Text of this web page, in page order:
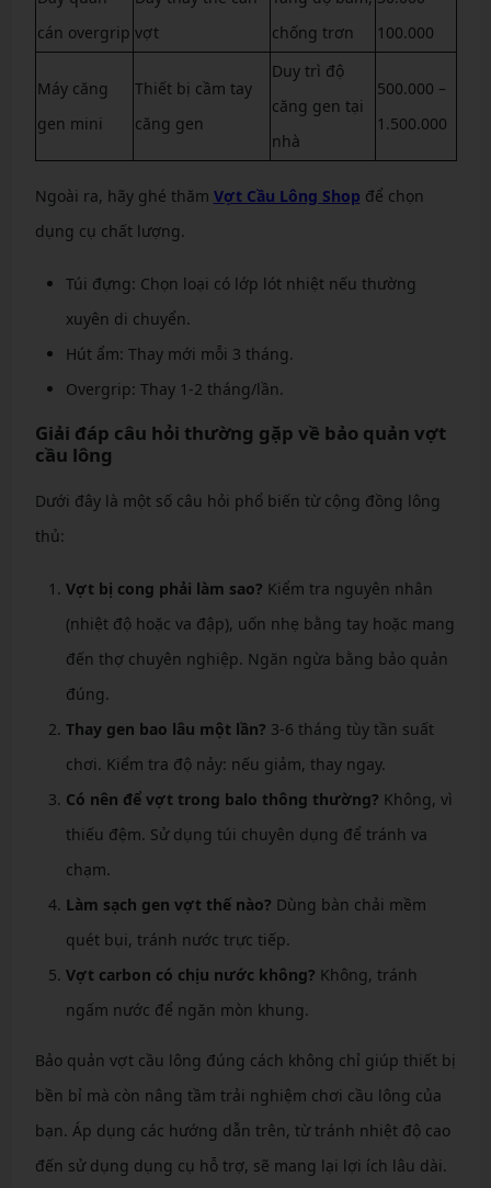
cán overgrip vợt
chống trơn
100.000
Máy căng
gen mini
Thiết bị cầm tay
căng gen
Duy trì độ
căng gen tại
nhà
500.000 –
1.500.000
Ngoài ra, hãy ghé thăm Vợt Cầu Lông Shop để chọn
dụng cụ chất lượng.
Túi đựng: Chọn loại có lớp lót nhiệt nếu thường
xuyên di chuyển.
Hút ẩm: Thay mới mỗi 3 tháng.
Overgrip: Thay 1-2 tháng/lần.
Giải đáp câu hỏi thường gặp về bảo quản vợt
cầu lông
Dưới đây là một số câu hỏi phổ biến từ cộng đồng lông
thủ:
Vợt bị cong phải làm sao? Kiểm tra nguyên nhân
(nhiệt độ hoặc va đập), uốn nhẹ bằng tay hoặc mang
đến thợ chuyên nghiệp. Ngăn ngừa bằng bảo quản
đúng.
Thay gen bao lâu một lần? 3-6 tháng tùy tần suất
chơi. Kiểm tra độ nảy: nếu giảm, thay ngay.
Có nên để vợt trong balo thông thường? Không, vì
thiếu đệm. Sử dụng túi chuyên dụng để tránh va
chạm.
Làm sạch gen vợt thế nào? Dùng bàn chải mềm
quét bụi, tránh nước trực tiếp.
Vợt carbon có chịu nước không? Không, tránh
ngấm nước để ngăn mòn khung.
Bảo quản vợt cầu lông đúng cách không chỉ giúp thiết bị
bền bỉ mà còn nâng tầm trải nghiệm chơi cầu lông của
bạn. Áp dụng các hướng dẫn trên, từ tránh nhiệt độ cao
đến sử dụng dụng cụ hỗ trợ, sẽ mang lại lợi ích lâu dài.